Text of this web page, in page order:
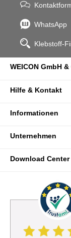
WhatsApp
Klebstoff-
WEICON GmbH &
Hilfe & Kontakt
Informationen
Unternehmen
Download Center